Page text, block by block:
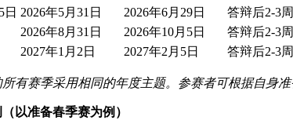
日 2026年5月31日 2026年6月29日
答辩后2-3
2026年8月31日 2026年10月5日
答辩后2-3
2027年1月2日 2027年2月5日 答辩后2-3
有赛季采用相同的年度主题。参赛者可根据自身
以准备春季赛为例）